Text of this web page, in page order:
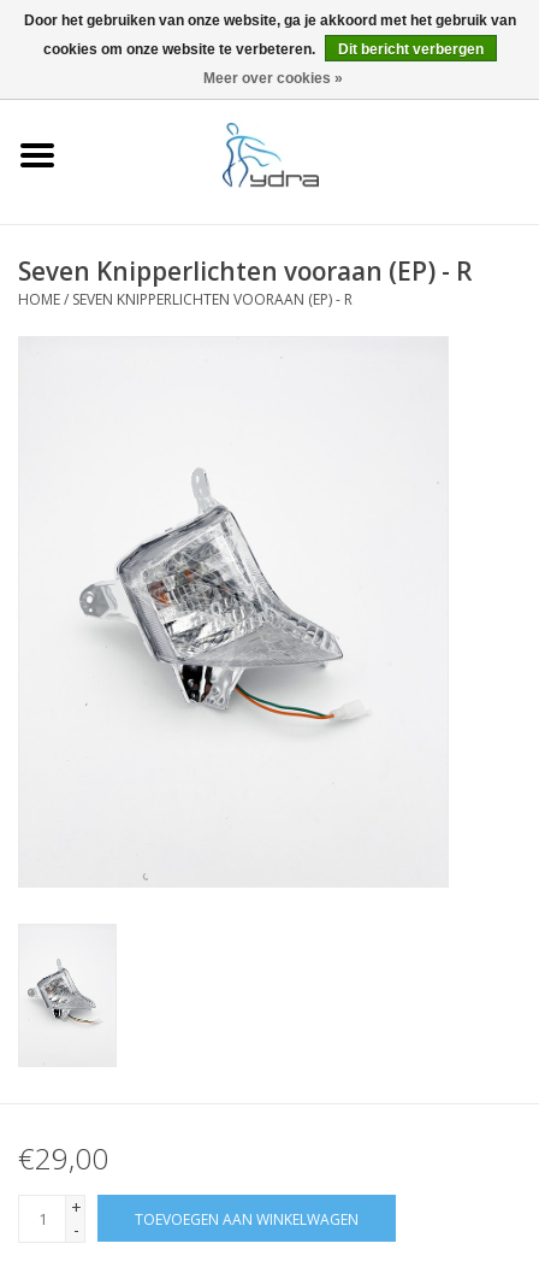
0 Artikelen - €0,00
Seven Knipperlichten vooraan (EP) - R
HOME/ SEVEN KNIPPERLICHTEN VOORAAN (EP) - R
€29,00
+
-
TOEVOEGEN AAN WINKELWAGEN
Door het gebruiken van onze website, ga je akkoord met het gebruik van
cookies om onze website te verbeteren.
Dit bericht verbergen
Meer over cookies »